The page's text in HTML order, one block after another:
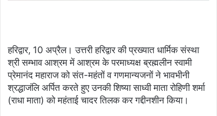
हरिद्वार, 10 अप्रैल। उत्तरी हरिद्वार की प्रख्यात धार्मिक संस्था
श्री सम्भाव आश्रम में आश्रम के परमाध्यक्ष ब्रह्मलीन स्वामी
प्रेमानंद महाराज को संत-महंतों व गणमान्यजनों ने भावभीनी
श्रद्धाजंलि अर्पित करते हुए उनकी शिष्या साध्वी माता रोहिणी शर्मा
(राधा माता) को महंताई चादर तिलक कर गद्दीनशीन किया।